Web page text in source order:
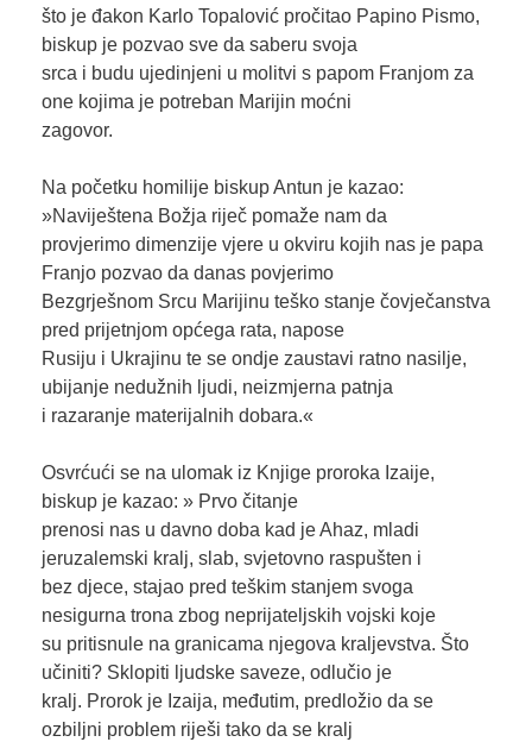
što je đakon Karlo Topalović pročitao Papino Pismo,
biskup je pozvao sve da saberu svoja
srca i budu ujedinjeni u molitvi s papom Franjom za
one kojima je potreban Marijin moćni
zagovor.
Na početku homilije biskup Antun je kazao:
»Naviještena Božja riječ pomaže nam da
provjerimo dimenzije vjere u okviru kojih nas je papa
Franjo pozvao da danas povjerimo
Bezgrješnom Srcu Marijinu teško stanje čovječanstva
pred prijetnjom općega rata, napose
Rusiju i Ukrajinu te se ondje zaustavi ratno nasilje,
ubijanje nedužnih ljudi, neizmjerna patnja
i razaranje materijalnih dobara.«
Osvrćući se na ulomak iz Knjige proroka Izaije,
biskup je kazao: » Prvo čitanje
prenosi nas u davno doba kad je Ahaz, mladi
jeruzalemski kralj, slab, svjetovno raspušten i
bez djece, stajao pred teškim stanjem svoga
nesigurna trona zbog neprijateljskih vojski koje
su pritisnule na granicama njegova kraljevstva. Što
učiniti? Sklopiti ljudske saveze, odlučio je
kralj. Prorok je Izaija, međutim, predložio da se
ozbiljni problem riješi tako da se kralj